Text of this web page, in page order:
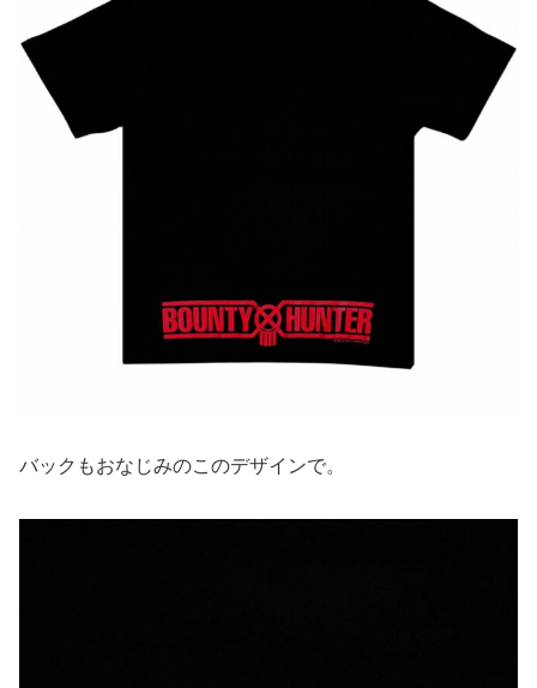
バックもおなじみのこのデザインで。